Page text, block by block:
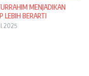
MENJADIKAN
LEBIH BERARTI
2025